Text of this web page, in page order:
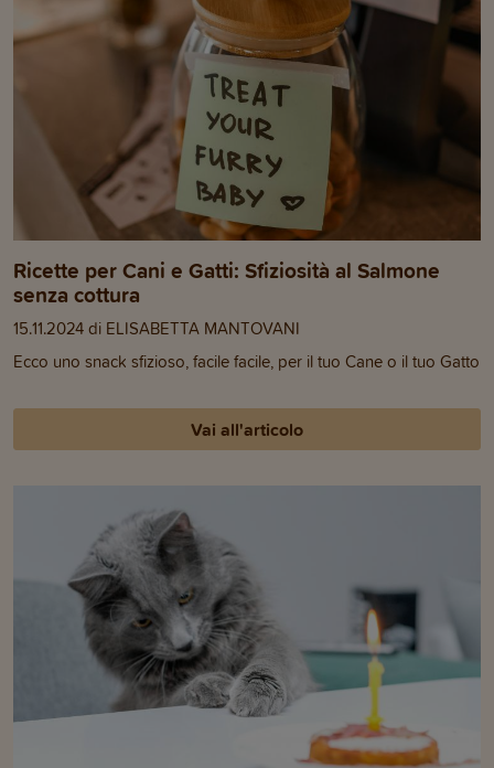
Ricette per Cani e Gatti: Sfiziosità al Salmone
senza cottura
15.11.2024 di ELISABETTA MANTOVANI
Ecco uno snack sfizioso, facile facile, per il tuo Cane o il tuo Gatto
Vai all'articolo